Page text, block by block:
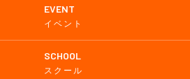
EVENT
イベント
SCHOOL
スクール